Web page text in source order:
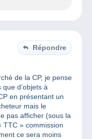
Répondre
de la CP, je pense
d’objets à
en présentant un
mais le
pas afficher (sous la
TTC » commission
ce sera moins